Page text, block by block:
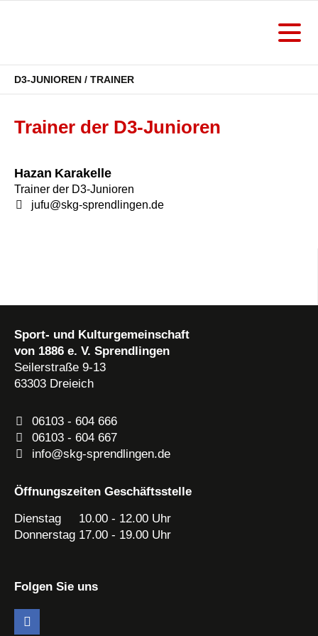
D3-JUNIOREN / TRAINER
Trainer der D3-Junioren
Hazan Karakelle
Trainer der D3-Junioren
jufu@skg-sprendlingen.de
Sport- und Kulturgemeinschaft
von 1886 e. V. Sprendlingen
Seilerstraße 9-13
63303 Dreieich
06103 - 604 666
06103 - 604 667
info@skg-sprendlingen.de
Öffnungszeiten Geschäftsstelle
Dienstag 10.00 - 12.00 Uhr
Donnerstag 17.00 - 19.00 Uhr
Folgen Sie uns